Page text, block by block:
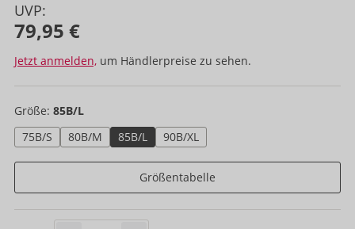
UVP:
79,95 €
Jetzt anmelden, um Händlerpreise zu sehen.
Größe: 85B/L
75B/S
80B/M 85B/L 90B/XL
Größentabelle